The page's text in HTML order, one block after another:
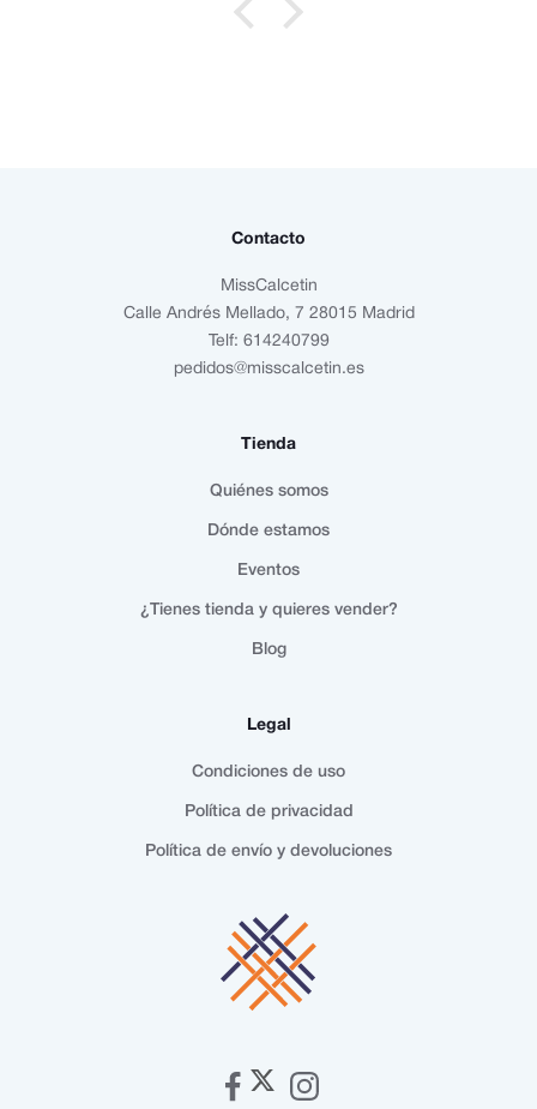
Contacto
MissCalcetin
Calle Andrés Mellado, 7 28015 Madrid
Telf: 614240799
pedidos@misscalcetin.es
Tienda
Quiénes somos
Dónde estamos
Eventos
¿Tienes tienda y quieres vender?
Blog
Legal
Condiciones de uso
Política de privacidad
Política de envío y devoluciones